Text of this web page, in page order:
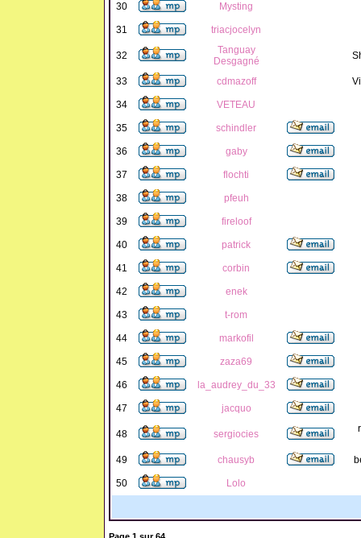
30 Mysting
31 triacjocelyn
32
Tanguay
Desgagné
33 cdmazoff
34 VETEAU
35 schindler
36 gaby
37 flochti
38 pfeuh
39 fireloof
40 patrick
41 corbin
42 enek
43 t-rom
44 markofil
45 zaza69
46 la_audrey_du_33
47 jacquo
48 sergiocies
49 chausyb
50 Lolo